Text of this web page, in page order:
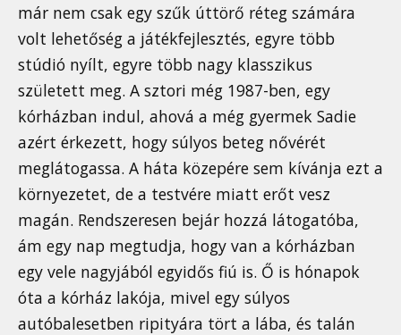
már nem csak egy szűk úttörő réteg számára
volt lehetőség a játékfejlesztés, egyre több
stúdió nyílt, egyre több nagy klasszikus
született meg. A sztori még 1987-ben, egy
kórházban indul, ahová a még gyermek Sadie
azért érkezett, hogy súlyos beteg nővérét
meglátogassa. A háta közepére sem kívánja ezt a
környezetet, de a testvére miatt erőt vesz
magán. Rendszeresen bejár hozzá látogatóba,
ám egy nap megtudja, hogy van a kórházban
egy vele nagyjából egyidős fiú is. Ő is hónapok
óta a kórház lakója, mivel egy súlyos
autóbalesetben ripityára tört a lába, és talán